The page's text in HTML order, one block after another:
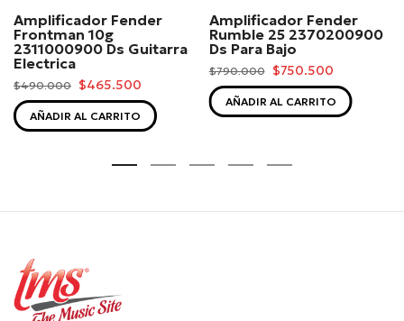
Amplificador Fender
Frontman 10g
2311000900 Ds Guitarra
Electrica
$490.000 $465.500
AÑADIR AL CARRITO
Amplificador Fender
Rumble 25 2370200900
Ds Para Bajo
$790.000 $750.500
AÑADIR AL CARRITO